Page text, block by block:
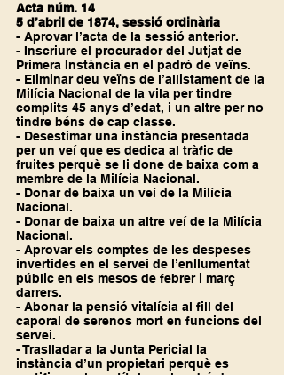
Acta núm. 14
5 d’abril de 1874, sessió ordinària
- Aprovar l’acta de la sessió anterior.
- Inscriure el procurador del Jutjat de
Primera Instància en el padró de veïns.
- Eliminar deu veïns de l’allistament de la
Milícia Nacional de la vila per tindre
complits 45 anys d’edat, i un altre per no
tindre béns de cap classe.
- Desestimar una instància presentada
per un veí que es dedica al tràfic de
fruites perquè se li done de baixa com a
membre de la Milícia Nacional.
- Donar de baixa un veí de la Milícia
Nacional.
- Donar de baixa un altre veí de la Milícia
Nacional.
- Aprovar els comptes de les despeses
invertides en el servei de l’enllumentat
públic en els mesos de febrer i març
darrers.
- Abonar la pensió vitalícia al fill del
caporal de serenos mort en funcions del
servei.
- Traslladar a la Junta Pericial la
instància d’un propietari perquè es